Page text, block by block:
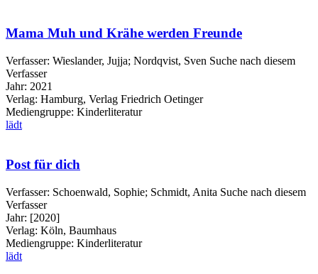
Mama Muh und Krähe werden Freunde
Verfasser: Wieslander, Jujja; Nordqvist, Sven Suche nach diesem
Verfasser
Jahr: 2021
Verlag: Hamburg, Verlag Friedrich Oetinger
Mediengruppe: Kinderliteratur
lädt
Post für dich
Verfasser: Schoenwald, Sophie; Schmidt, Anita Suche nach diesem
Verfasser
Jahr: [2020]
Verlag: Köln, Baumhaus
Mediengruppe: Kinderliteratur
lädt